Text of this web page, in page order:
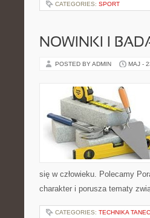
CATEGORIES: SPORT
NOWINKI I
POSTED BY ADMIN MAJ -
się w człowieku. Polecamy
charakter i porusza tematy
CATEGORIES: TECHNIKA